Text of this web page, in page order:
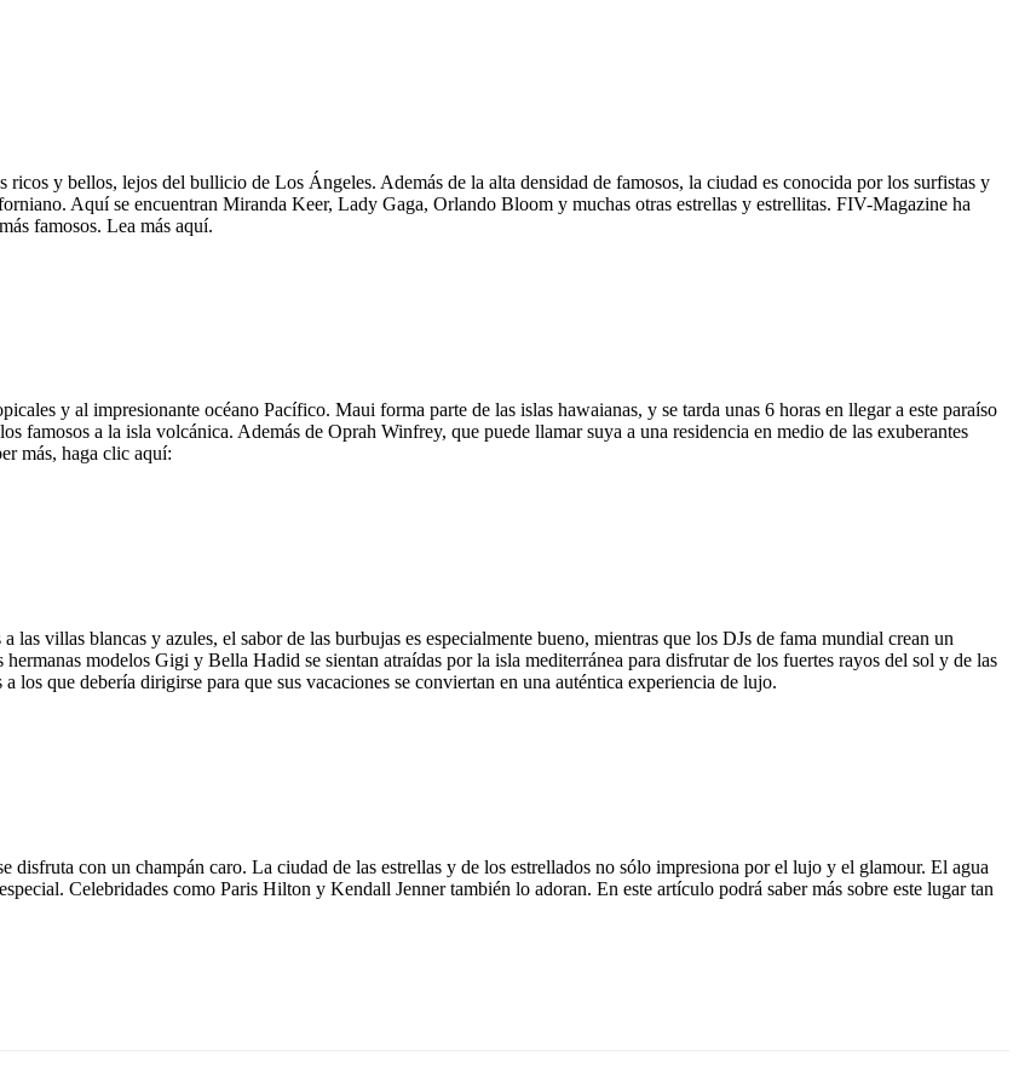
y bellos, lejos del bullicio de Los Ángeles. Además de la alta densidad de famosos, la ciudad es conocida por los surfistas y
Aquí se encuentran Miranda Keer, Lady Gaga, Orlando Bloom y muchas otras estrellas y estrellitas. FIV-Magazine ha
famosos. Lea más aquí.
y al impresionante océano Pacífico. Maui forma parte de las islas hawaianas, y se tarda unas 6 horas en llegar a este paraíso
famosos a la isla volcánica. Además de Oprah Winfrey, que puede llamar suya a una residencia en medio de las exuberantes
más, haga clic aquí:
villas blancas y azules, el sabor de las burbujas es especialmente bueno, mientras que los DJs de fama mundial crean un
modelos Gigi y Bella Hadid se sientan atraídas por la isla mediterránea para disfrutar de los fuertes rayos del sol y de las
los que debería dirigirse para que sus vacaciones se conviertan en una auténtica experiencia de lujo.
disfruta con un champán caro. La ciudad de las estrellas y de los estrellados no sólo impresiona por el lujo y el glamour. El agua
Celebridades como Paris Hilton y Kendall Jenner también lo adoran. En este artículo podrá saber más sobre este lugar tan